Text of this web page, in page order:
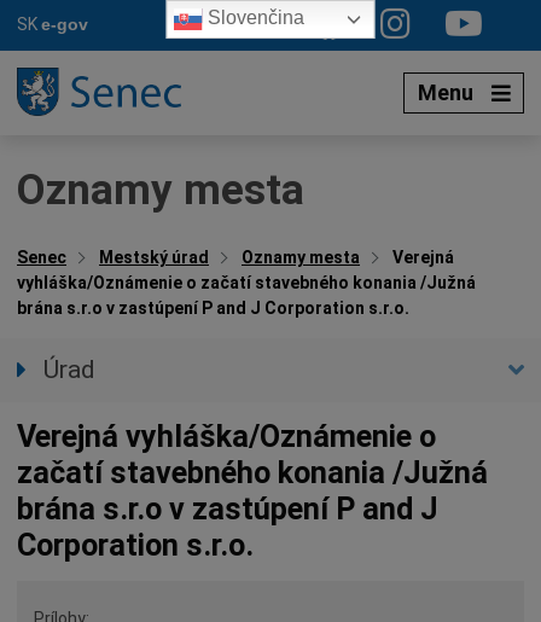
SKe-gov
Menu
Oznamy mesta
Senec Mestský úrad Oznamy mesta
Verejná
vyhláška/Oznámenie o začatí stavebného konania /Južná
brána s.r.o v zastúpení P and J Corporation s.r.o.
Úrad
Úradné hodiny
Úradné sekcie
Oznamy mesta
Agendy (Životné situácie)
Verejná vyhláška/Oznámenie o
začatí stavebného konania /Južná
brána s.r.o v zastúpení P and J
Corporation s.r.o.
Slovenčina